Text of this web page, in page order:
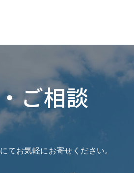
てお気軽にお寄せください。
ご相談